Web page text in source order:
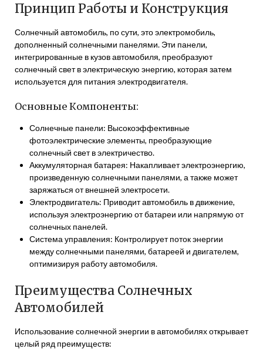
Принцип Работы и Конструкция
Солнечный автомобиль, по сути, это электромобиль,
дополненный солнечными панелями. Эти панели,
интегрированные в кузов автомобиля, преобразуют
солнечный свет в электрическую энергию, которая затем
используется для питания электродвигателя.
Основные Компоненты:
Солнечные панели: Высокоэффективные
фотоэлектрические элементы, преобразующие
солнечный свет в электричество.
Аккумуляторная батарея: Накапливает электроэнергию,
произведенную солнечными панелями, а также может
заряжаться от внешней электросети.
Электродвигатель: Приводит автомобиль в движение,
используя электроэнергию от батареи или напрямую от
солнечных панелей.
Система управления: Контролирует поток энергии
между солнечными панелями, батареей и двигателем,
оптимизируя работу автомобиля.
Преимущества Солнечных
Автомобилей
Использование солнечной энергии в автомобилях открывает
целый ряд преимуществ: